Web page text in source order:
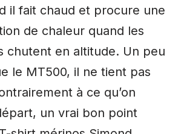
il fait chaud et procure une
de chaleur quand les
chutent en altitude. Un peu
le MT500, il ne tient pas
à ce qu’on
un vrai bon point